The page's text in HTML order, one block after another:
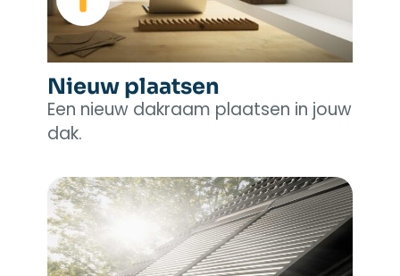
Nieuw plaatsen
Een nieuw dakraam plaatsen in jouw
dak.